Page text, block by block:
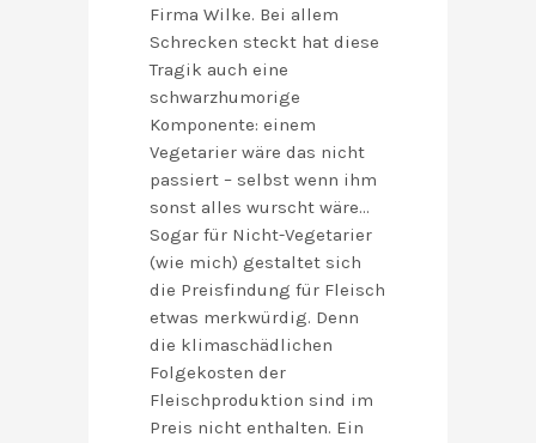
Firma Wilke. Bei allem
Schrecken steckt hat diese
Tragik auch eine
schwarzhumorige
Komponente: einem
Vegetarier wäre das nicht
passiert – selbst wenn ihm
sonst alles wurscht wäre…
Sogar für Nicht-Vegetarier
(wie mich) gestaltet sich
die Preisfindung für Fleisch
etwas merkwürdig. Denn
die klimaschädlichen
Folgekosten der
Fleischproduktion sind im
Preis nicht enthalten. Ein